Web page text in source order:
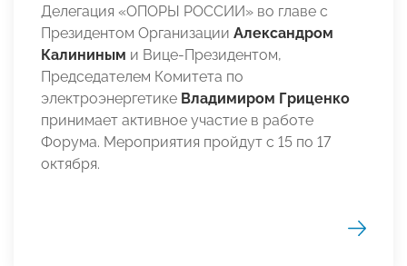
Делегация «ОПОРЫ РОССИИ» во главе с
Президентом Организации Александром
Калининым и Вице-Президентом,
Председателем Комитета по
электроэнергетике Владимиром Гриценко
принимает активное участие в работе
Форума. Мероприятия пройдут с 15 по 17
октября.